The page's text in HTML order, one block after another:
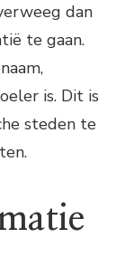
dan
te gaan.
is. Dit is
steden te